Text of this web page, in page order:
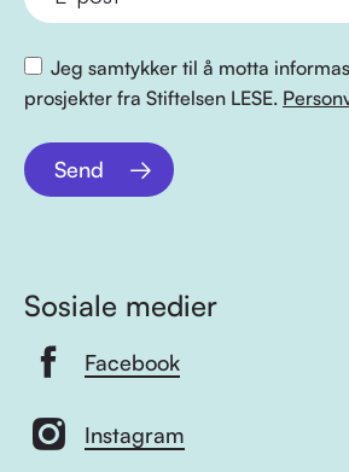
Jeg samtykker til å motta
prosjekter fra Stiftelsen LESE.
Send
Sosiale medier
Facebook
Instagram